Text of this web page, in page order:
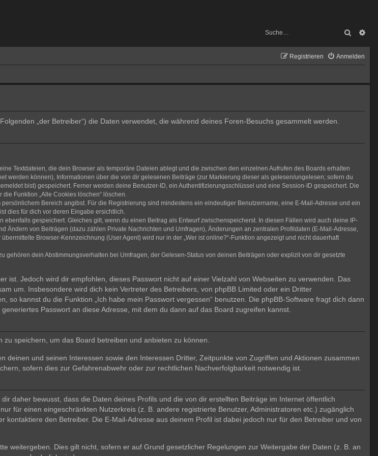
Suche
Anmelden
Registrieren
„der Betreiber“) die Daten verwendet, die während deines Foren-Besuchs gesammelt werden.
Textdateien, die dein Browser als temporäre Dateien ablegt und die zwischen den einzelnen Aufrufen des Boards erhalten
werden können), Informationen über die von dir gelesenen Beiträge (zur Markierung dieser als gelesen/ungelesen; sofern du
bist) gespeichert. Ferner werden deine Benutzer-ID, ein Authentifizierungsschlüssel und eine Session-ID gespeichert. Die
Funktion „Alle Cookies löschen“ löschen.
Bereich angibst. Für die Registrierung sind mindestens ein eindeutiger Benutzername, eine E-Mail-Adresse und ein
dies für dich vor deren Eingabe ersichtlich.
gespeichert. Gleiches gilt, wenn du einen Beitrag als Entwurf zwischenspeicherst. In diesen Fällen wird auch deine IP-
von Beiträgen (dazu zählen Private Nachrichten und Umfragen), Änderungen an zentralen Profildaten (E-Mail-Adresse,
Browser-Kennzeichnung (User Agent) wird nur in der „Wer ist online?“-Funktion angezeigt und nicht dauerhaft
dein Abstimmungsverhalten bei Umfragen, der Gelesen-Status von deinen Beiträgen oder explizit von dir gesetzte
ist. Jedoch wird dir empfohlen, dieses Passwort nicht auf einer Vielzahl von Webseiten zu verwenden. Das
um. Insbesondere wird dich kein Vertreter des Betreibers, von phpBB Limited oder ein Dritter
kannst du die Funktion „Ich habe mein Passwort vergessen“ benutzen. Die phpBB-Software fragt dich dann
Passwort an diese Adresse, mit dem du dann auf das Board zugreifen kannst.
speichern, um das Board betreiben und anbieten zu können.
und seinen Interessen sowie den Interessen Dritter, Zeitpunkte von Zugriffen und Aktionen zusammen
sofern dies zur Gefahrenabwehr oder zur rechtlichen Nachverfolgbarkeit notwendig ist.
daher bewusst, dass die Daten deines Profils und die von dir erstellten Beiträge im Internet öffentlich
für einen eingeschränkten Nutzerkreis (z. B. andere registrierte Benutzer, Administratoren etc.) zugänglich
den Betreiber. Die E-Mail-Adresse aus deinem Profil ist dabei jedoch nur für den Betreiber und von
weitergeben. Dies gilt nicht, sofern er auf Grund gesetzlicher Regelungen zur Weitergabe der Daten (z. B. an